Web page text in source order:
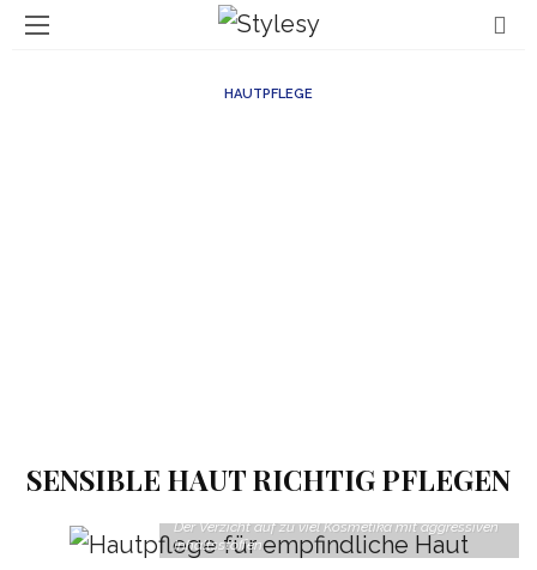
HAUTPFLEGE
SENSIBLE HAUT RICHTIG PFLEGEN
Der Verzicht auf zu viel Kosmetika mit aggressiven
Inhaltsstoffen